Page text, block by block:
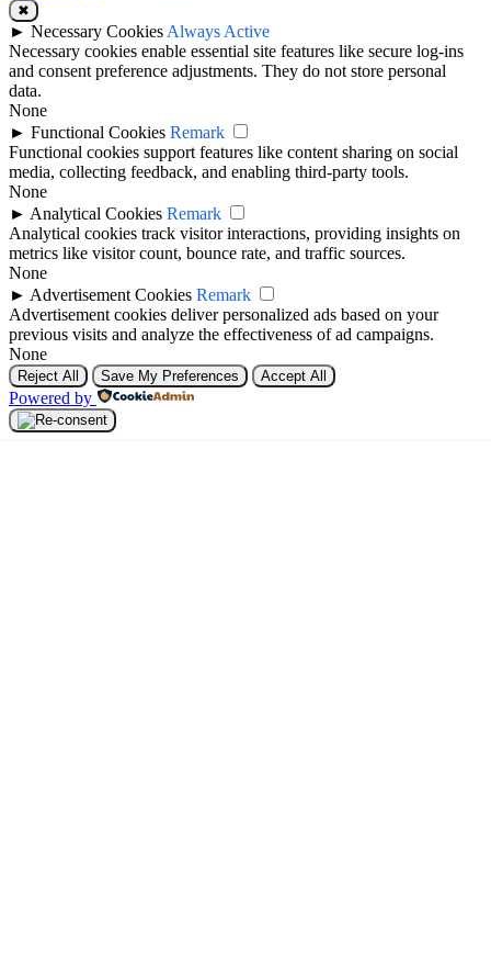
✖
► Necessary Cookies Always Active
Necessary cookies enable essential site features like secure log-ins
and consent preference adjustments. They do not store personal
data.
None
► Functional Cookies Remark
Functional cookies support features like content sharing on social
media, collecting feedback, and enabling third-party tools.
None
► Analytical Cookies Remark
Analytical cookies track visitor interactions, providing insights on
metrics like visitor count, bounce rate, and traffic sources.
None
► Advertisement Cookies Remark
Advertisement cookies deliver personalized ads based on your
previous visits and analyze the effectiveness of ad campaigns.
None
Reject All Save My Preferences Accept All
Powered by